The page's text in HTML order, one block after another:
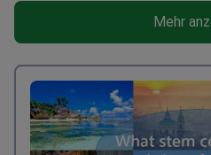
Mehr